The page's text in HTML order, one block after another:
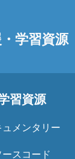
学習資源
習資源
ュメンタリー
ースコード